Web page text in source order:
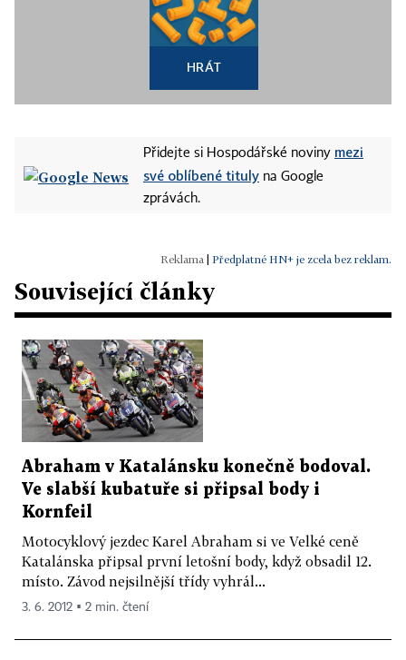
HRÁT
Přidejte si Hospodářské noviny mezi
své oblíbené tituly na Google
zprávách.
Předplatné HN+ je zcela bez reklam.
Související články
Abraham v Katalánsku konečně bodoval.
Ve slabší kubatuře si připsal body i
Kornfeil
Motocyklový jezdec Karel Abraham si ve Velké ceně
Katalánska připsal první letošní body, když obsadil 12.
místo. Závod nejsilnější třídy vyhrál...
3. 6. 2012 ▪ 2 min. čtení